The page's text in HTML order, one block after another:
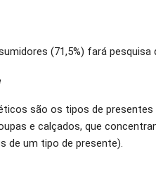
(71,5%) fará
são os tipos de presentes
e calçados, que
de um tipo de presente).